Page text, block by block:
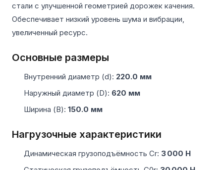
стали с улучшенной геометрией дорожек качения.
Обеспечивает низкий уровень шума и вибрации,
увеличенный ресурс.
Основные размеры
Внутренний диаметр (d): 220.0 мм
Наружный диаметр (D): 620 мм
Ширина (B): 150.0 мм
Нагрузочные характеристики
Динамическая грузоподъёмность Cr: 3 000 Н